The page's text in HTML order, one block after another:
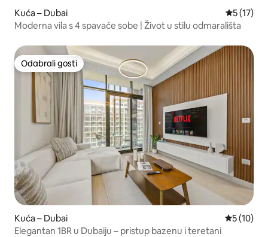
Kuća – Dubai Prosječna
5 (17)
Moderna vila s 4 spavaće sobe | Život u stilu odmarališta
Odabrali gosti
Odabrali gosti
Kuća – Dubai Prosječna
5 (10)
Elegantan 1BR u Dubaiju – pristup bazenu i teretani